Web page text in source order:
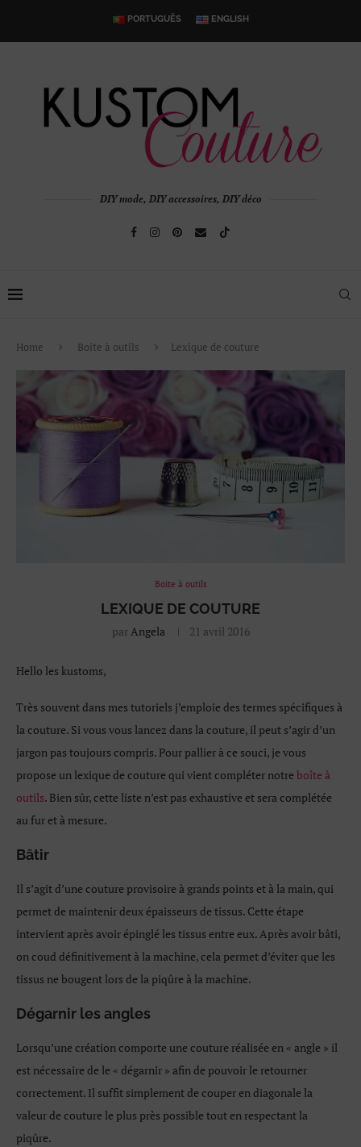
PORTUGUÊS ENGLISH
DIY mode, DIY accessoires, DIY déco
Home Boite à outils Lexique de couture
Boite à outils
LEXIQUE DE COUTURE
parAngela 21 avril 2016
Hello les kustoms,
Très souvent dans mes tutoriels j’emploie des termes spécifiques à
la couture. Si vous vous lancez dans la couture, il peut s’agir d’un
jargon pas toujours compris. Pour pallier à ce souci, je vous
propose un lexique de couture qui vient compléter notre boîte à
outils. Bien sûr, cette liste n’est pas exhaustive et sera complétée
au fur et à mesure.
Bâtir
Il s’agit d’une couture provisoire à grands points et à la main, qui
permet de maintenir deux épaisseurs de tissus. Cette étape
intervient après avoir épinglé les tissus entre eux. Après avoir bâti,
on coud définitivement à la machine, cela permet d’éviter que les
tissus ne bougent lors de la piqûre à la machine.
Dégarnir les angles
Lorsqu’une création comporte une couture réalisée en « angle » il
est nécessaire de le « dégarnir » afin de pouvoir le retourner
correctement. Il suffit simplement de couper en diagonale la
valeur de couture le plus près possible tout en respectant la
piqûre.